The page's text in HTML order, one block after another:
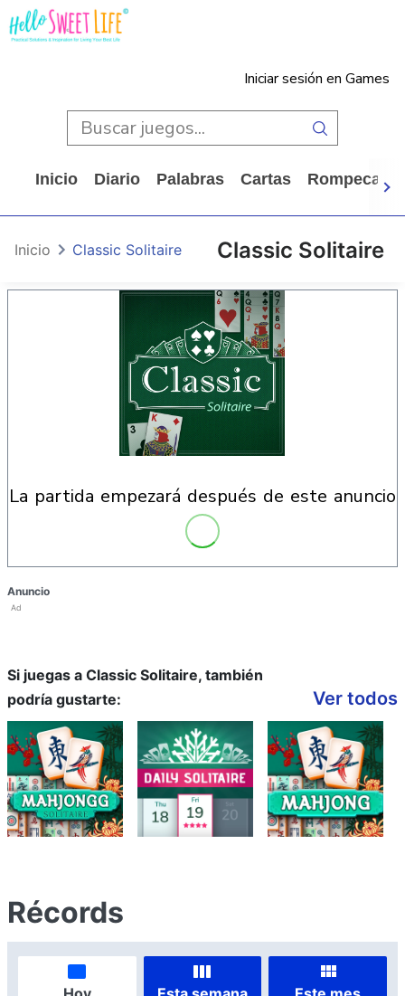
Iniciar sesión en Games
Inicio Diario Palabras Cartas
Classic Solitaire
Inicio Classic Solitaire
la partida empezará después de este anuncio
Anuncio
Ad
Si juegas a Classic Solitaire, también
podría gustarte:
Ver todos
Récords